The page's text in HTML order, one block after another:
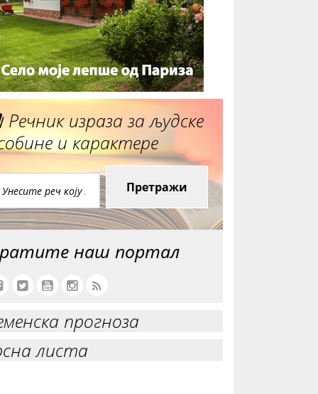
Речник израза за људске
и карактере
Претражи
наш портал
прогноза
листа